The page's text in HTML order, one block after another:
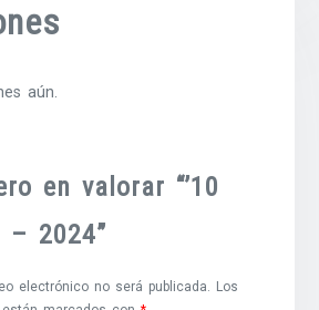
aún.
en valorar “’10
– 2024”
electrónico no será publicada. Los